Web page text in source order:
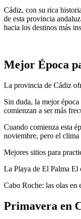
Cádiz, con su rica
de esta provincia
hacia los destinos más
Mejor Época
La provincia de Cádiz
Sin duda, la mejor
comienzan a ser más
Cuando comienza esta
noviembre, pero el clima
Mejores sitios para
La Playa de El Palma El
Cabo Roche: las olas en
Primavera en